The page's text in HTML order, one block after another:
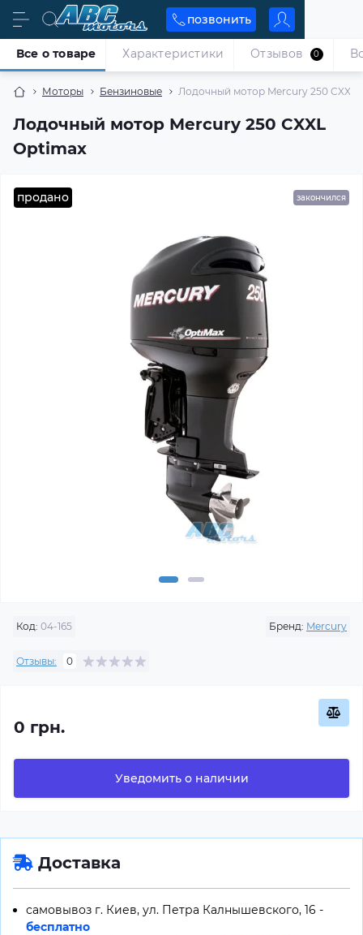
позвонить
Моторы Бензиновые Лодочный мотор Mercury 250 CXXL
Лодочный мотор Mercury 250 CXXL
Optimax
Все о товаре Характеристики Отзывов 0
продано закончился
Код: 04-165 Бренд: Mercury
Отзывы: 0
0 грн.
Уведомить о наличии
Доставка
самовывоз г. Киев, ул. Петра Калнышевского, 16 -
бесплатно